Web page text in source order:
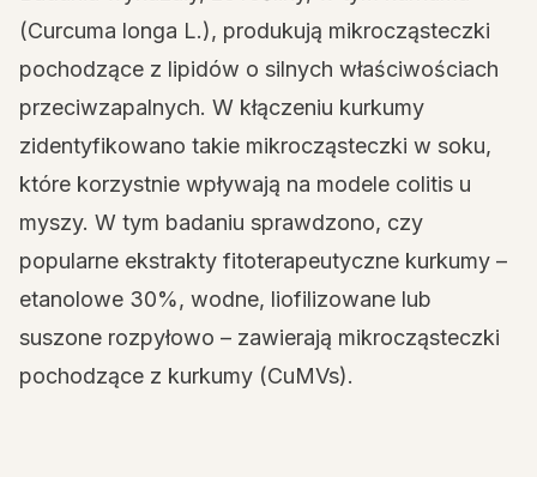
(Curcuma longa L.), produkują mikrocząsteczki
pochodzące z lipidów o silnych właściwościach
przeciwzapalnych. W kłączeniu kurkumy
zidentyfikowano takie mikrocząsteczki w soku,
które korzystnie wpływają na modele colitis u
myszy. W tym badaniu sprawdzono, czy
popularne ekstrakty fitoterapeutyczne kurkumy –
etanolowe 30%, wodne, liofilizowane lub
suszone rozpyłowo – zawierają mikrocząsteczki
pochodzące z kurkumy (CuMVs).